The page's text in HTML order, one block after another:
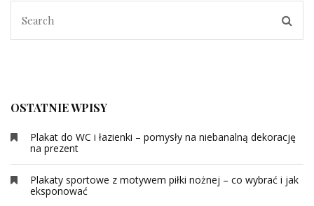
OSTATNIE WPISY
Plakat do WC i łazienki – pomysły na niebanalną dekorację
na prezent
Plakaty sportowe z motywem piłki nożnej – co wybrać i jak
eksponować